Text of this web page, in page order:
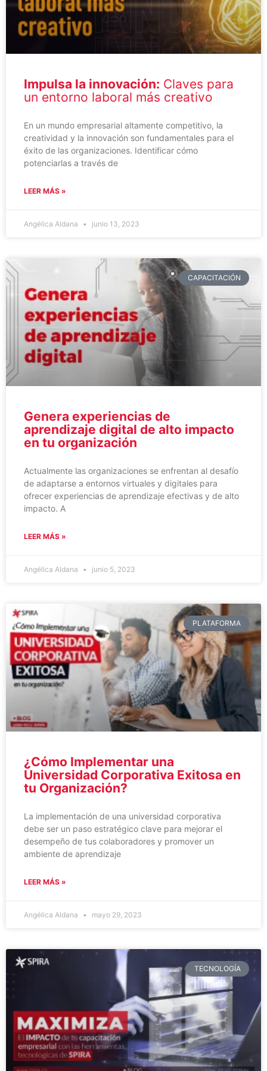
Impulsa la innovación: Claves para
un entorno laboral más creativo
En un mundo empresarial altamente competitivo, la
creatividad y la innovación son fundamentales para el
éxito de las organizaciones. Identificar cómo
potenciarlas a través de
LEER MÁS »
Angélica Aldana junio 13, 2023
CAPACITACIÓN
Genera experiencias de
aprendizaje digital de alto impacto
en tu organización
Actualmente las organizaciones se enfrentan al desafío
de adaptarse a entornos virtuales y digitales para
ofrecer experiencias de aprendizaje efectivas y de alto
impacto. A
LEER MÁS »
Angélica Aldana junio 5, 2023
PLATAFORMA
¿Cómo Implementar una
Universidad Corporativa Exitosa en
tu Organización?
La implementación de una universidad corporativa
debe ser un paso estratégico clave para mejorar el
desempeño de tus colaboradores y promover un
ambiente de aprendizaje
LEER MÁS »
Angélica Aldana mayo 29, 2023
TECNOLOGÍA